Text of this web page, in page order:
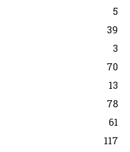
5
39
3
70
13
78
61
117